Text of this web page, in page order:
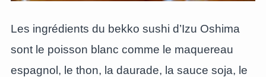
Les ingrédients du bekko sushi d’Izu Oshima
sont le poisson blanc comme le maquereau
espagnol, le thon, la daurade, la sauce soja, le